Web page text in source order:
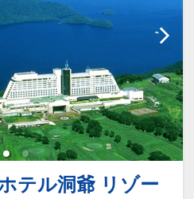
テル洞爺 リゾー